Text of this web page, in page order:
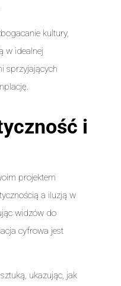
kultury,
w idealnej
sprzyjających
i
projektem
a iluzją w
widzów do
cyfrowa jest
ukazując, jak